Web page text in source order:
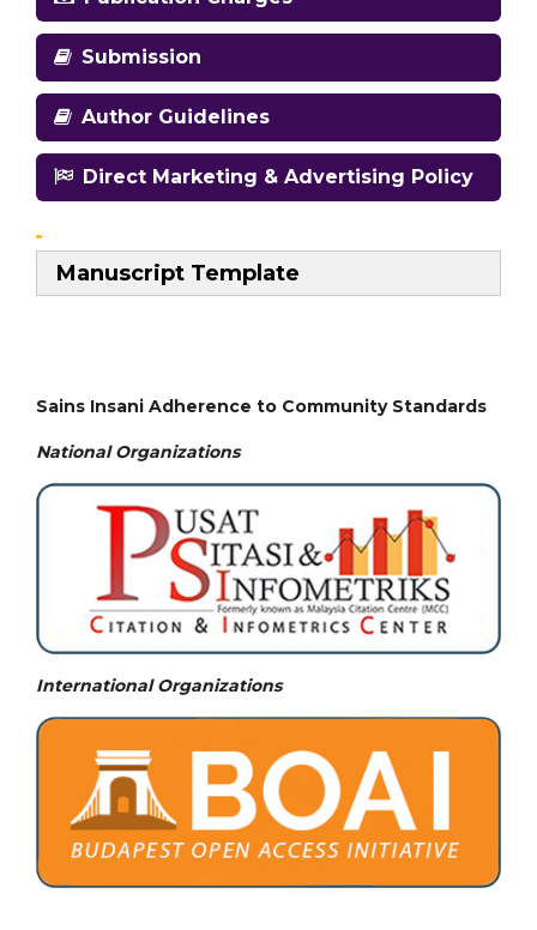
Submission
Author Guidelines
Direct Marketing & Advertising Policy
Manuscript Template
Sains Insani Adherence to Community Standards
National Organizations
International Organizations